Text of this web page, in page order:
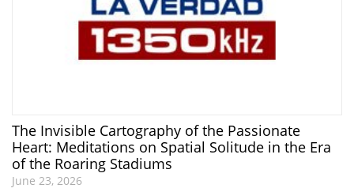
The Invisible Cartography of the Passionate
Heart: Meditations on Spatial Solitude in the Era
of the Roaring Stadiums
June 23, 2026